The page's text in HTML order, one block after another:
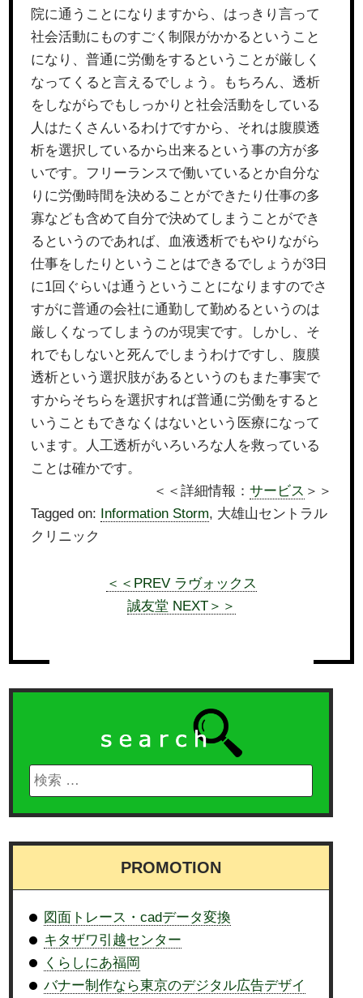
院に通うことになりますから、はっきり言って
社会活動にものすごく制限がかかるということ
になり、普通に労働をするということが厳しく
なってくると言えるでしょう。もちろん、透析
をしながらでもしっかりと社会活動をしている
人はたくさんいるわけですから、それは腹膜透
析を選択しているから出来るという事の方が多
いです。フリーランスで働いているとか自分な
りに労働時間を決めることができたり仕事の多
寡なども含めて自分で決めてしまうことができ
るというのであれば、血液透析でもやりながら
仕事をしたりということはできるでしょうが3日
に1回ぐらいは通うということになりますのでさ
すがに普通の会社に通勤して勤めるというのは
厳しくなってしまうのが現実です。しかし、そ
れでもしないと死んでしまうわけですし、腹膜
透析という選択肢があるというのもまた事実で
すからそちらを選択すれば普通に労働をすると
いうこともできなくはないという医療になって
います。人工透析がいろいろな人を救っている
ことは確かです。
＜＜詳細情報： サービス ＞＞
Tagged on: Information Storm, 大雄山セントラル
クリニック
＜＜PREV ラヴォックス
誠友堂 NEXT＞＞
PROMOTION
図面トレース・cadデータ変換
キタザワ引越センター
くらしにあ福岡
バナー制作なら東京のデジタル広告デザイ